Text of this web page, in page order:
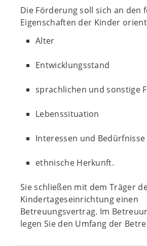
Die Förderung soll sich an den
Eigenschaften der Kinder
Alter
Entwicklungsstand
sprachlichen und sonstige
Lebenssituation
Interessen und Bedürfnisse
ethnische Herkunft.
Sie schließen mit dem Träger
Kindertageseinrichtung einen
Betreuungsvertrag. Im
legen Sie den Umfang der